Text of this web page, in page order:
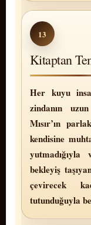
13
Kitaptan
Her kuyu
zindanın
Mısır’ın
kendisine
bekleyiş
çevirecek
tutunduğuyla